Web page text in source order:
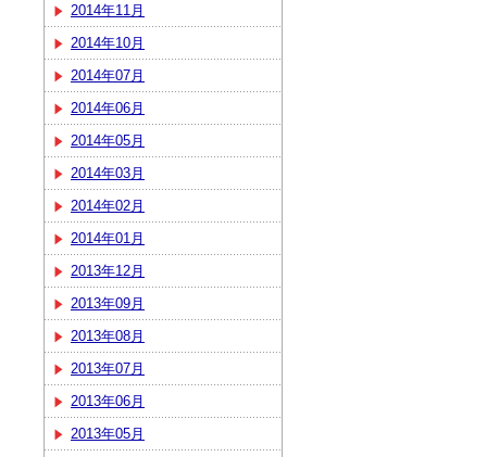
2014年11月
2014年10月
2014年07月
2014年06月
2014年05月
2014年03月
2014年02月
2014年01月
2013年12月
2013年09月
2013年08月
2013年07月
2013年06月
2013年05月